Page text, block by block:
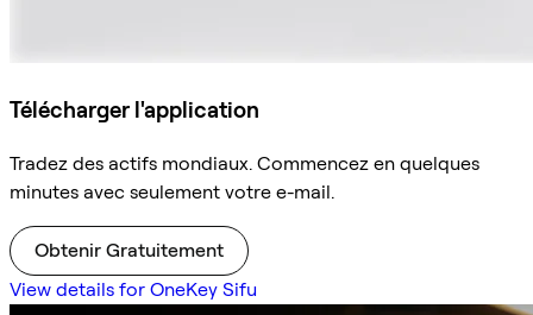
Télécharger l'application
Tradez des actifs mondiaux. Commencez en quelques
minutes avec seulement votre e-mail.
Obtenir Gratuitement
View details for OneKey Sifu